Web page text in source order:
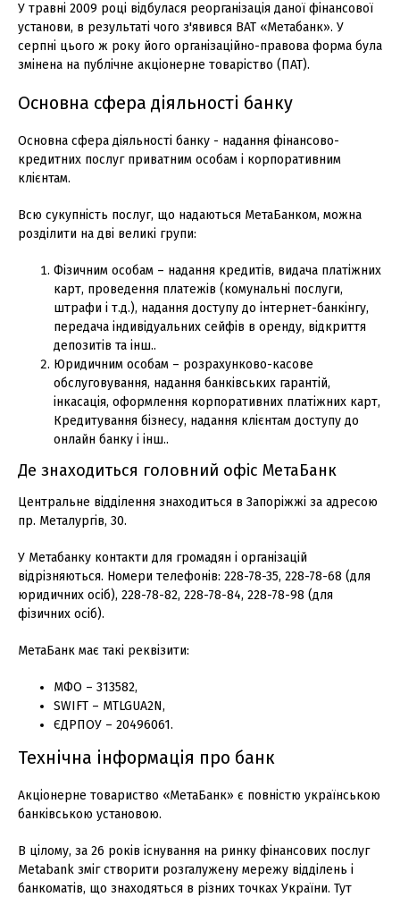
У травні 2009 році відбулася реорганізація даної фінансової
установи, в результаті чого з'явився ВАТ «Метабанк». У
серпні цього ж року його організаційно-правова форма була
змінена на публічне акціонерне товаріство (ПАТ).
Основна сфера діяльності банку
Основна сфера діяльності банку - надання фінансово-
кредитних послуг приватним особам і корпоративним
клієнтам.
Всю сукупність послуг, що надаються МетаБанком, можна
розділити на дві великі групи:
Фізичним особам – надання кредитів, видача платіжних
карт, проведення платежів (комунальні послуги,
штрафи і т.д.), надання доступу до інтернет-банкінгу,
передача індивідуальних сейфів в оренду, відкриття
депозитів та інш..
Юридичним особам – розрахунково-касове
обслуговування, надання банківських гарантій,
інкасація, оформлення корпоративних платіжних карт,
Кредитування бізнесу, надання клієнтам доступу до
онлайн банку і інш..
Де знаходиться головний офіс МетаБанк
Центральне відділення знаходиться в Запоріжжі за адресою
пр. Металургів, 30.
У Метабанку контакти для громадян і організацій
відрізняються. Номери телефонів: 228-78-35, 228-78-68 (для
юридичних осіб), 228-78-82, 228-78-84, 228-78-98 (для
фізичних осіб).
МетаБанк має такі реквізити:
МФО – 313582,
SWIFT – MTLGUA2N,
ЄДРПОУ – 20496061.
Технічна інформація про банк
Акціонерне товариство «МетаБанк» є повністю українською
банківською установою.
В цілому, за 26 років існування на ринку фінансових послуг
Metabank зміг створити розгалужену мережу відділень і
банкоматів, що знаходяться в різних точках України. Тут